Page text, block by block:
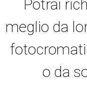
Potrai
meglio da
o da